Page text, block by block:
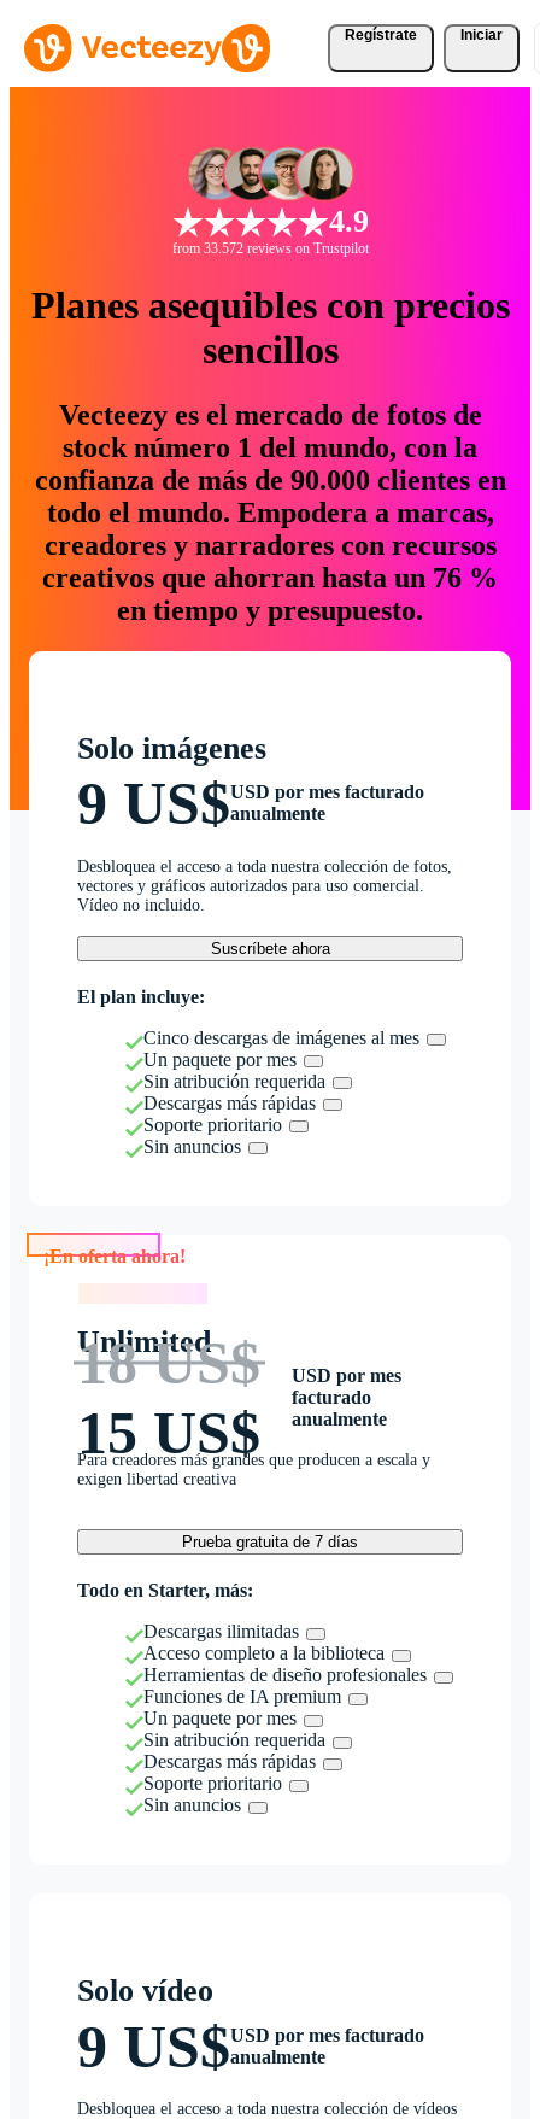
Regístrate Iniciar
4.9
from 33.572 reviews on Trustpilot
Planes asequibles con precios
sencillos
Vecteezy es el mercado de fotos de
stock número 1 del mundo, con la
confianza de más de 90.000 clientes en
todo el mundo. Empodera a marcas,
creadores y narradores con recursos
creativos que ahorran hasta un 76 %
en tiempo y presupuesto.
Solo imágenes
9 US$USD por mes facturado
anualmente
Desbloquea el acceso a toda nuestra colección de fotos,
vectores y gráficos autorizados para uso comercial.
Vídeo no incluido.
Suscríbete ahora
El plan incluye:
Cinco descargas de imágenes al mes
Un paquete por mes
Sin atribución requerida
Descargas más rápidas
Soporte prioritario
Sin anuncios
Unlimited
18 US$
15 US$
USD por mes
facturado
anualmente
Para creadores más grandes que producen a escala y
exigen libertad creativa
Prueba gratuita de 7 días
Todo en Starter, más:
Descargas ilimitadas
Acceso completo a la biblioteca
Herramientas de diseño profesionales
Funciones de IA premium
Un paquete por mes
Sin atribución requerida
Descargas más rápidas
Soporte prioritario
Sin anuncios
Solo vídeo
9 US$USD por mes facturado
anualmente
Desbloquea el acceso a toda nuestra colección de vídeos